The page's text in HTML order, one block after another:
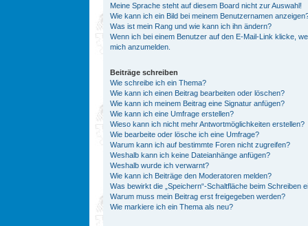
Meine Sprache steht auf diesem Board nicht zur Auswahl!
Wie kann ich ein Bild bei meinem Benutzernamen
Was ist mein Rang und wie kann ich ihn ändern?
Wenn ich bei einem Benutzer auf den E-Mail-Link klicke,
mich anzumelden.
Beiträge schreiben
Wie schreibe ich ein Thema?
Wie kann ich einen Beitrag bearbeiten oder löschen?
Wie kann ich meinem Beitrag eine Signatur anfügen?
Wie kann ich eine Umfrage erstellen?
Wieso kann ich nicht mehr Antwortmöglichkeiten erstellen?
Wie bearbeite oder lösche ich eine Umfrage?
Warum kann ich auf bestimmte Foren nicht zugreifen?
Weshalb kann ich keine Dateianhänge anfügen?
Weshalb wurde ich verwarnt?
Wie kann ich Beiträge den Moderatoren melden?
Was bewirkt die „Speichern“-Schaltfläche beim Schreiben
Warum muss mein Beitrag erst freigegeben werden?
Wie markiere ich ein Thema als neu?